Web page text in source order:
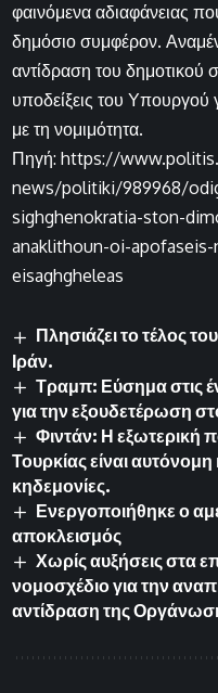
φαινόμενα αδιαφάνειας
δημόσιο συμφέρον.
αντίδραση του δημοτικού
υποδείξεις του
με τη νομιμότητα.
Πηγή: https://
news/politiki/989968/
sighghenokratia-ston-
anaklithoun-oi-
eisaghgheleas
Πλησιάζει το τέλος
Ιράν.
Τραμπ: Εύσημα στις
για την εξουδετέρωση
Φιντάν: Η εξωτερική
Τουρκίας είναι αυτόνομη
κηδεμονίες.
Ενεργοποιήθηκε ο
αποκλεισμός
Χωρίς αυξήσεις στα
νομοσχέδιο για την
αντίδραση της